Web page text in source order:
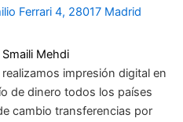
Ferrari 4, 28017 Madrid
Mehdi
impresión digital en
de dinero todos los países
cambio transferencias por